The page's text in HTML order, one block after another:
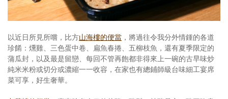
以近日所見所嚐，比方山海樓的便當 ，將過往令我分外情鍾的各道
珍餚：燻雞、三色蛋中卷、扁魚春捲、五柳枝魚，還有夏季限定的
蒲瓜封，以及最是留戀、每回不管再飽都非得來上一碗的古早味炒
純米米粉或切分或濃縮一一收容，在家也有總鋪師級台味細工宴席
菜可享，好生奢華。